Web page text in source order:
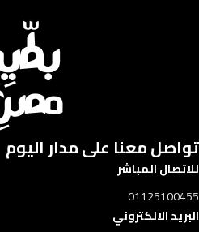
تواصل معنا على مدار اليوم​​
للاتصال المباشر
01125100455
البريد الالكتروني